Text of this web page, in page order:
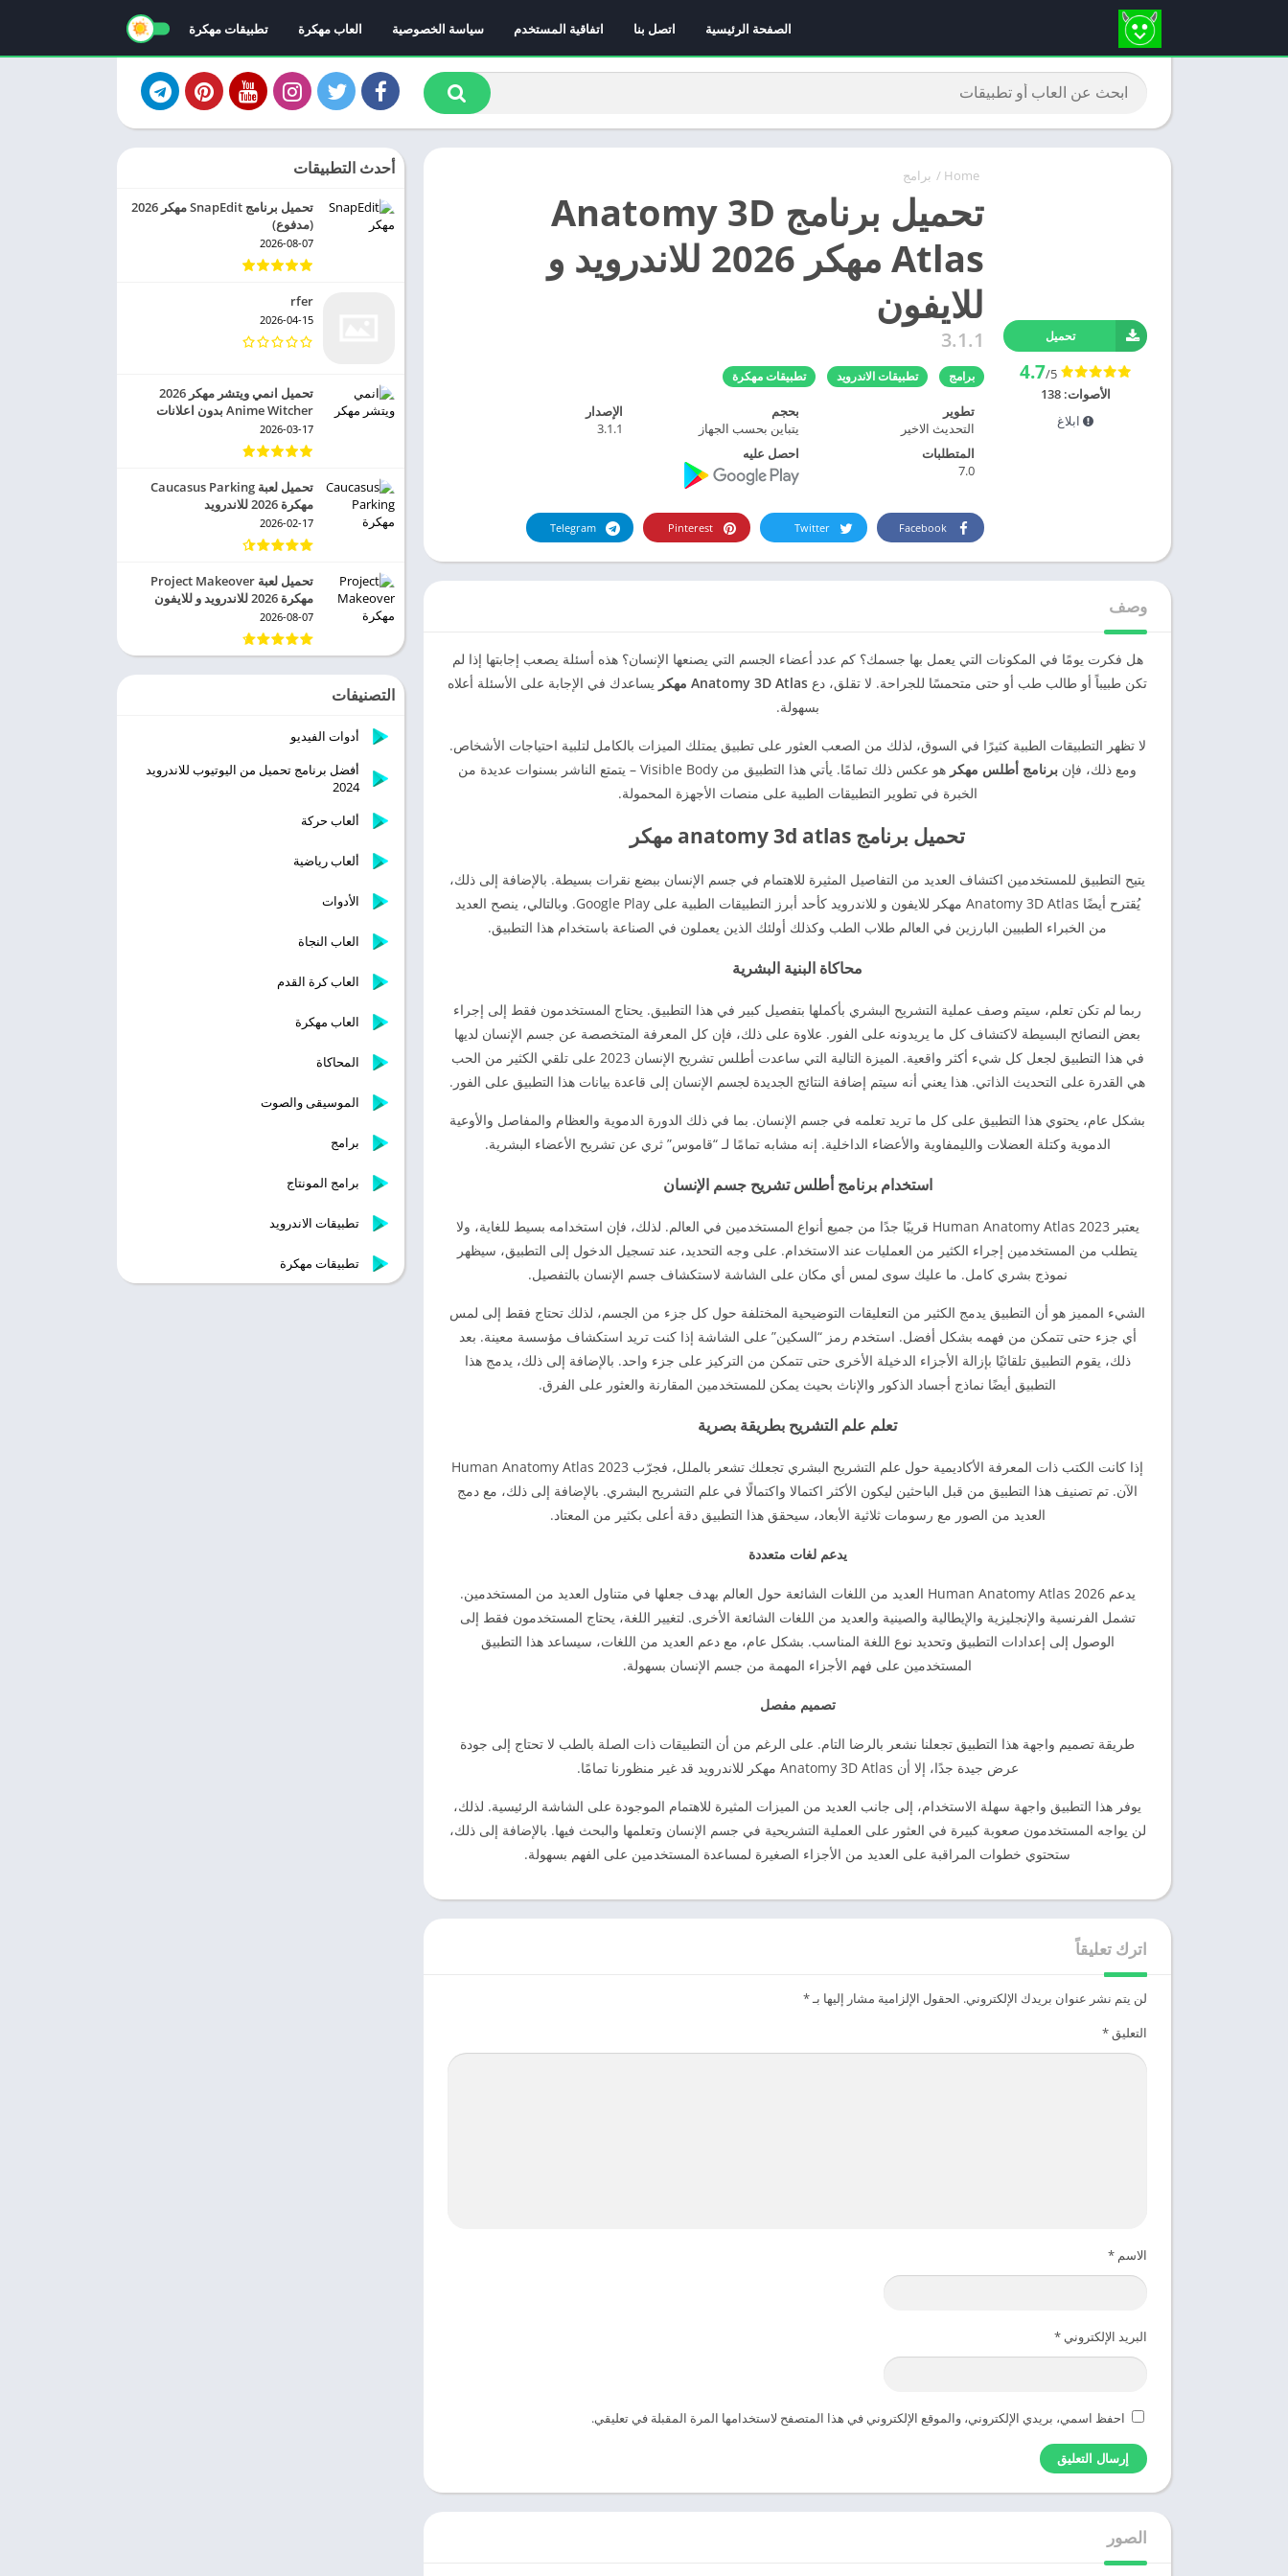
الصفحة الرئيسية اتصل بنا اتفاقية المستخدم سياسة الخصوصية العاب مهكرة تطبيقات مهكرة
Home
/ برامج
تحميل برنامج Anatomy 3D
Atlas مهكر 2026 للاندرويد و
للايفون
3.1.1
برامج تطبيقات الاندرويد تطبيقات مهكرة
تحميل
4.7/5
الأصوات:138
ابلاغ
تطوير
التحديث الاخير
بحجم
يتباين بحسب الجهاز
الإصدار
3.1.1
المتطلبات
7.0
احصل عليه
Facebook
Twitter
Pinterest
Telegram
وصف
هل فكرت يومًا في المكونات التي يعمل بها جسمك؟ كم عدد أعضاء الجسم التي يصنعها الإنسان؟ هذه أسئلة يصعب إجابتها إذا لم
تكن طبيباً أو طالب طب أو حتى متحمسًا للجراحة. لا تقلق، دع Anatomy 3D Atlas مهكر
يساعدك في الإجابة على الأسئلة أعلاه
بسهولة.
لا تظهر التطبيقات الطبية كثيرًا في السوق، لذلك من الصعب العثور على تطبيق يمتلك الميزات بالكامل لتلبية احتياجات الأشخاص.
ومع ذلك، فإن برنامج أطلس مهكر
هو عكس ذلك تمامًا. يأتي هذا التطبيق من Visible Body – يتمتع الناشر بسنوات عديدة من
الخبرة في تطوير التطبيقات الطبية على منصات الأجهزة المحمولة.
تحميل برنامج anatomy 3d atlas مهكر
يتيح التطبيق للمستخدمين اكتشاف العديد من التفاصيل المثيرة للاهتمام في جسم الإنسان ببضع نقرات بسيطة. بالإضافة إلى ذلك،
يُقترح أيضًا Anatomy 3D Atlas مهكر للايفون و للاندرويد كأحد أبرز التطبيقات الطبية على Google Play. وبالتالي، ينصح العديد
من الخبراء الطبيين البارزين في العالم طلاب الطب وكذلك أولئك الذين يعملون في الصناعة باستخدام هذا التطبيق.
محاكاة البنية البشرية
ربما لم تكن تعلم، سيتم وصف عملية التشريح البشري بأكملها بتفصيل كبير في هذا التطبيق. يحتاج المستخدمون فقط إلى إجراء
بعض النصائح البسيطة لاكتشاف كل ما يريدونه على الفور. علاوة على ذلك، فإن كل المعرفة المتخصصة عن جسم الإنسان لديها
في هذا التطبيق لجعل كل شيء أكثر واقعية. الميزة التالية التي ساعدت أطلس تشريح الإنسان 2023 على تلقي الكثير من الحب
هي القدرة على التحديث الذاتي. هذا يعني أنه سيتم إضافة النتائج الجديدة لجسم الإنسان إلى قاعدة بيانات هذا التطبيق على الفور.
بشكل عام، يحتوي هذا التطبيق على كل ما تريد تعلمه في جسم الإنسان. بما في ذلك الدورة الدموية والعظام والمفاصل والأوعية
الدموية وكتلة العضلات والليمفاوية والأعضاء الداخلية. إنه مشابه تمامًا لـ “قاموس” ثري عن تشريح الأعضاء البشرية.
استخدام برنامج أطلس تشريح جسم الإنسان
يعتبر Human Anatomy Atlas 2023 قريبًا جدًا من جميع أنواع المستخدمين في العالم. لذلك، فإن استخدامه بسيط للغاية، ولا
يتطلب من المستخدمين إجراء الكثير من العمليات عند الاستخدام. على وجه التحديد، عند تسجيل الدخول إلى التطبيق، سيظهر
نموذج بشري كامل. ما عليك سوى لمس أي مكان على الشاشة لاستكشاف جسم الإنسان بالتفصيل.
الشيء المميز هو أن التطبيق يدمج الكثير من التعليقات التوضيحية المختلفة حول كل جزء من الجسم، لذلك تحتاج فقط إلى لمس
أي جزء حتى تتمكن من فهمه بشكل أفضل. استخدم رمز “السكين” على الشاشة إذا كنت تريد استكشاف مؤسسة معينة. بعد
ذلك، يقوم التطبيق تلقائيًا بإزالة الأجزاء الدخيلة الأخرى حتى تتمكن من التركيز على جزء واحد. بالإضافة إلى ذلك، يدمج هذا
التطبيق أيضًا نماذج أجساد الذكور والإناث بحيث يمكن للمستخدمين المقارنة والعثور على الفرق.
تعلم علم التشريح بطريقة بصرية
إذا كانت الكتب ذات المعرفة الأكاديمية حول علم التشريح البشري تجعلك تشعر بالملل، فجرّب Human Anatomy Atlas 2023
الآن. تم تصنيف هذا التطبيق من قبل الباحثين ليكون الأكثر اكتمالا واكتمالًا في علم التشريح البشري. بالإضافة إلى ذلك، مع دمج
العديد من الصور مع رسومات ثلاثية الأبعاد، سيحقق هذا التطبيق دقة أعلى بكثير من المعتاد.
يدعم لغات متعددة
يدعم Human Anatomy Atlas 2026 العديد من اللغات الشائعة حول العالم بهدف جعلها في متناول العديد من المستخدمين.
تشمل الفرنسية والإنجليزية والإيطالية والصينية والعديد من اللغات الشائعة الأخرى. لتغيير اللغة، يحتاج المستخدمون فقط إلى
الوصول إلى إعدادات التطبيق وتحديد نوع اللغة المناسب. بشكل عام، مع دعم العديد من اللغات، سيساعد هذا التطبيق
المستخدمين على فهم الأجزاء المهمة من جسم الإنسان بسهولة.
تصميم مفصل
طريقة تصميم واجهة هذا التطبيق تجعلنا نشعر بالرضا التام. على الرغم من أن التطبيقات ذات الصلة بالطب لا تحتاج إلى جودة
عرض جيدة جدًا، إلا أن Anatomy 3D Atlas مهكر للاندرويد قد غير منظورنا تمامًا.
يوفر هذا التطبيق واجهة سهلة الاستخدام، إلى جانب العديد من الميزات المثيرة للاهتمام الموجودة على الشاشة الرئيسية. لذلك،
لن يواجه المستخدمون صعوبة كبيرة في العثور على العملية التشريحية في جسم الإنسان وتعلمها والبحث فيها. بالإضافة إلى ذلك،
ستحتوي خطوات المراقبة على العديد من الأجزاء الصغيرة لمساعدة المستخدمين على الفهم بسهولة.
اترك تعليقاً
لن يتم نشر عنوان بريدك الإلكتروني. الحقول الإلزامية مشار إليها بـ*
التعليق*
الاسم *
البريد الإلكتروني *
احفظ اسمي، بريدي الإلكتروني، والموقع الإلكتروني في هذا المتصفح لاستخدامها المرة المقبلة في تعليقي.
الصور
أحدث التطبيقات
تحميل برنامج SnapEdit مهكر 2026
(مدفوع)
2026-08-07
rfer
2026-04-15
تحميل انمي ويتشر مهكر 2026
Anime Witcher بدون اعلانات
2026-03-17
تحميل لعبة Caucasus Parking
مهكرة 2026 للاندرويد
2026-02-17
تحميل لعبة Project Makeover
مهكرة 2026 للاندرويد و للايفون
2026-08-07
التصنيفات
أدوات الفيديو
أفضل برنامج تحميل من اليوتيوب للاندرويد
2024
ألعاب حركة
ألعاب رياضية
الأدوات
العاب النجاة
العاب كرة القدم
العاب مهكرة
المحاكاة
الموسيقى والصوت
برامج
برامج المونتاج
تطبيقات الاندرويد
تطبيقات مهكرة